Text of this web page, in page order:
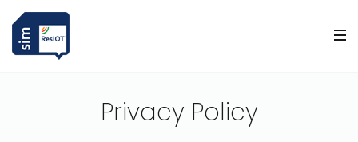
Privacy Policy